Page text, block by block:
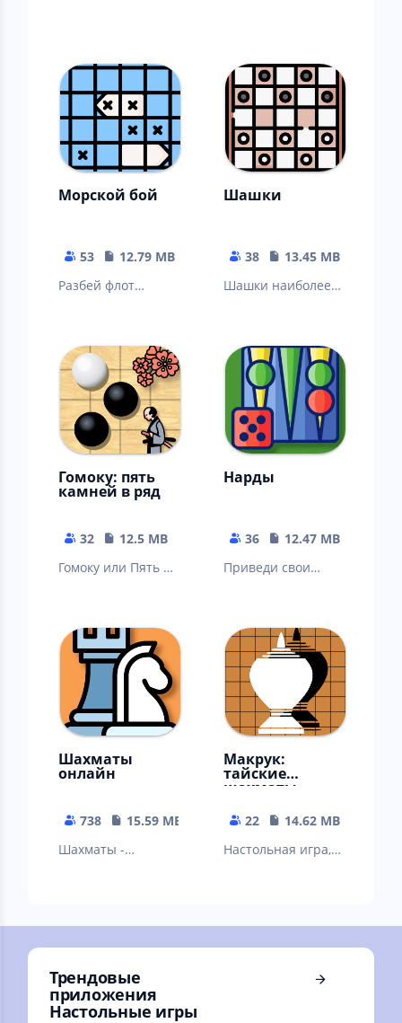
Морской бой
53
12.79 MB
Разбей флот
корабли.
Шашки
38
13.45 MB
Шашки наиболее
Гомоку: пять
камней в ряд
32
12.5 MB
Гомоку или Пять в
строгость шахмат,
логику шашек
Нарды
36
12.47 MB
Приведи свои
раньше, чем это
сделает противни
Шахматы
онлайн
738
15.59 MB
Шахматы -
игра
Макрук:
тайские
шахматы
22
14.62 MB
Настольная игра,
Трендовые
приложения
Настольные игры